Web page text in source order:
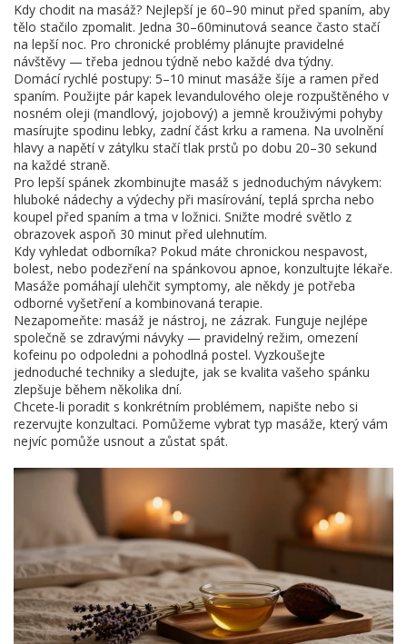
Kdy chodit na masáž? Nejlepší je 60–90 minut před spaním, aby
tělo stačilo zpomalit. Jedna 30–60minutová seance často stačí
na lepší noc. Pro chronické problémy plánujte pravidelné
návštěvy — třeba jednou týdně nebo každé dva týdny.
Domácí rychlé postupy: 5–10 minut masáže šíje a ramen před
spaním. Použijte pár kapek levandulového oleje rozpuštěného v
nosném oleji (mandlový, jojobový) a jemně krouživými pohyby
masírujte spodinu lebky, zadní část krku a ramena. Na uvolnění
hlavy a napětí v zátylku stačí tlak prstů po dobu 20–30 sekund
na každé straně.
Pro lepší spánek zkombinujte masáž s jednoduchým návykem:
hluboké nádechy a výdechy při masírování, teplá sprcha nebo
koupel před spaním a tma v ložnici. Snižte modré světlo z
obrazovek aspoň 30 minut před ulehnutím.
Kdy vyhledat odborníka? Pokud máte chronickou nespavost,
bolest, nebo podezření na spánkovou apnoe, konzultujte lékaře.
Masáže pomáhají ulehčit symptomy, ale někdy je potřeba
odborné vyšetření a kombinovaná terapie.
Nezapomeňte: masáž je nástroj, ne zázrak. Funguje nejlépe
společně se zdravými návyky — pravidelný režim, omezení
kofeinu po odpoledni a pohodlná postel. Vyzkoušejte
jednoduché techniky a sledujte, jak se kvalita vašeho spánku
zlepšuje během několika dní.
Chcete-li poradit s konkrétním problémem, napište nebo si
rezervujte konzultaci. Pomůžeme vybrat typ masáže, který vám
nejvíc pomůže usnout a zůstat spát.